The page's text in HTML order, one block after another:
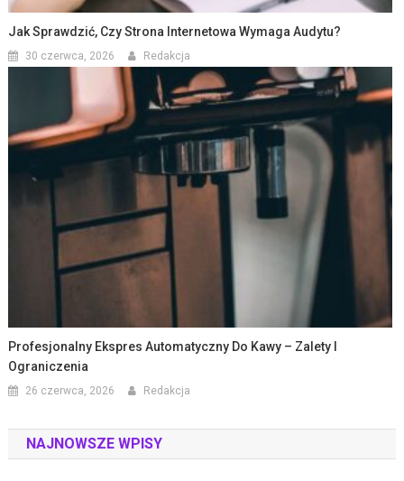
Jak Sprawdzić, Czy Strona Internetowa Wymaga Audytu?
30 czerwca, 2026 Redakcja
Profesjonalny Ekspres Automatyczny Do Kawy – Zalety I
Ograniczenia
26 czerwca, 2026 Redakcja
NAJNOWSZE WPISY